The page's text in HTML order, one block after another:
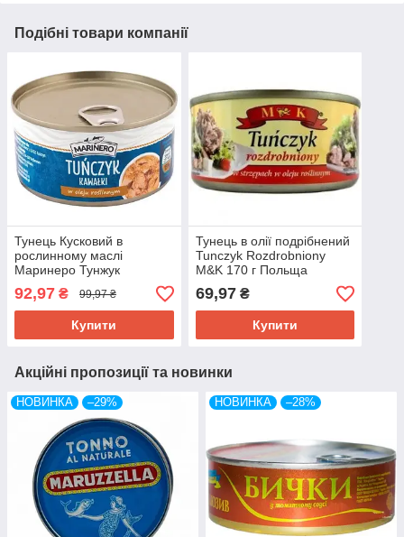
Подібні товари компанії
Тунець Кусковий в
рослинному маслі
Маринеро Тунжук
Marinero Tunczyk Kawalki
185 г Польща
92,97 ₴ 99,97 ₴
Купити
Тунець в олії подрібнений
Tunczyk Rozdrobniony
M&K 170 г Польща
69,97₴
Купити
Акційні пропозиції та новинки
НОВИНКА –29% НОВИНКА –28%